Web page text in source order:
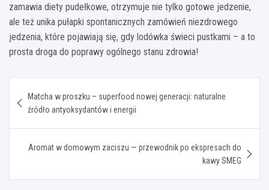
zamawia diety pudełkowe, otrzymuje nie tylko gotowe jedzenie,
ale też unika pułapki spontanicznych zamówień niezdrowego
jedzenia, które pojawiają się, gdy lodówka świeci pustkami – a to
prosta droga do poprawy ogólnego stanu zdrowia!
wpisu
Matcha w proszku – superfood nowej generacji: naturalne
źródło antyoksydantów i energii
Aromat w domowym zaciszu — przewodnik po ekspresach do
kawy SMEG